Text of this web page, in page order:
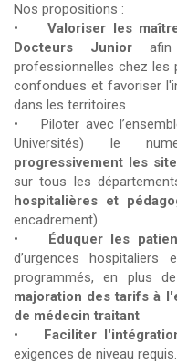
Nos propositions :
• Valoriser les
Docteurs Junior
professionnelles chez les
confondues et favoriser
dans les territoires
• Piloter avec
Universités) le
progressivement les
sur tous les
hospitalières et
encadrement)
•
Éduquer les
d’urgences
programmés, en plus de
majoration des tarifs à
de médecin traitant
•
Faciliter
exigences de niveau requis.